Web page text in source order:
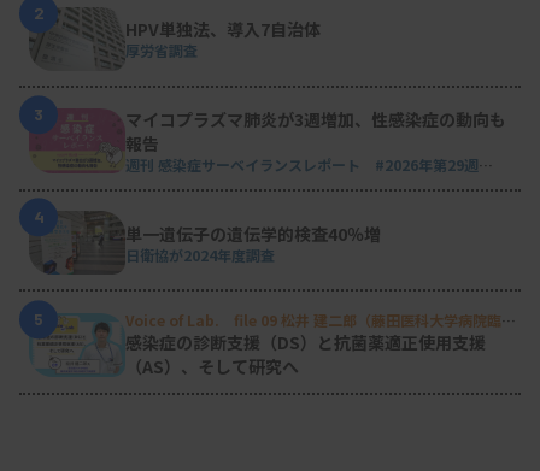
2
HPV単独法、導入7自治体
厚労省調査
3
マイコプラズマ肺炎が3週増加、性感染症の動向も
報告
週刊 感染症サーベイランスレポート #2026年第29週
4
単一遺伝子の遺伝学的検査40％増
日衛協が2024年度調査
5
Voice of Lab. file 09 松井 建二郎（藤田医科大学病院臨床
検査部微生物遺伝子検査室）
感染症の診断支援（DS）と抗菌薬適正使用支援
（AS）、そして研究へ